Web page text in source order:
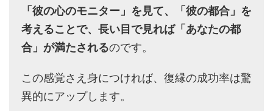
「彼の心のモニター」を見て、「彼の都合」を
考えることで、長い目で見れば「あなたの都
合」が満たされるのです。
この感覚さえ身につければ、復縁の成功率は驚
異的にアップします。